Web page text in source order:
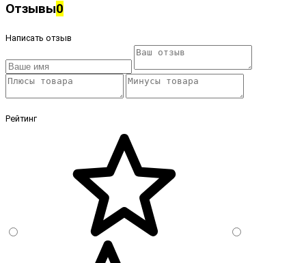
Отзывы0
Написать отзыв
Рейтинг